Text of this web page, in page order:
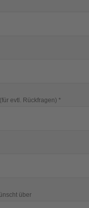
evtl. Rückfragen)
über